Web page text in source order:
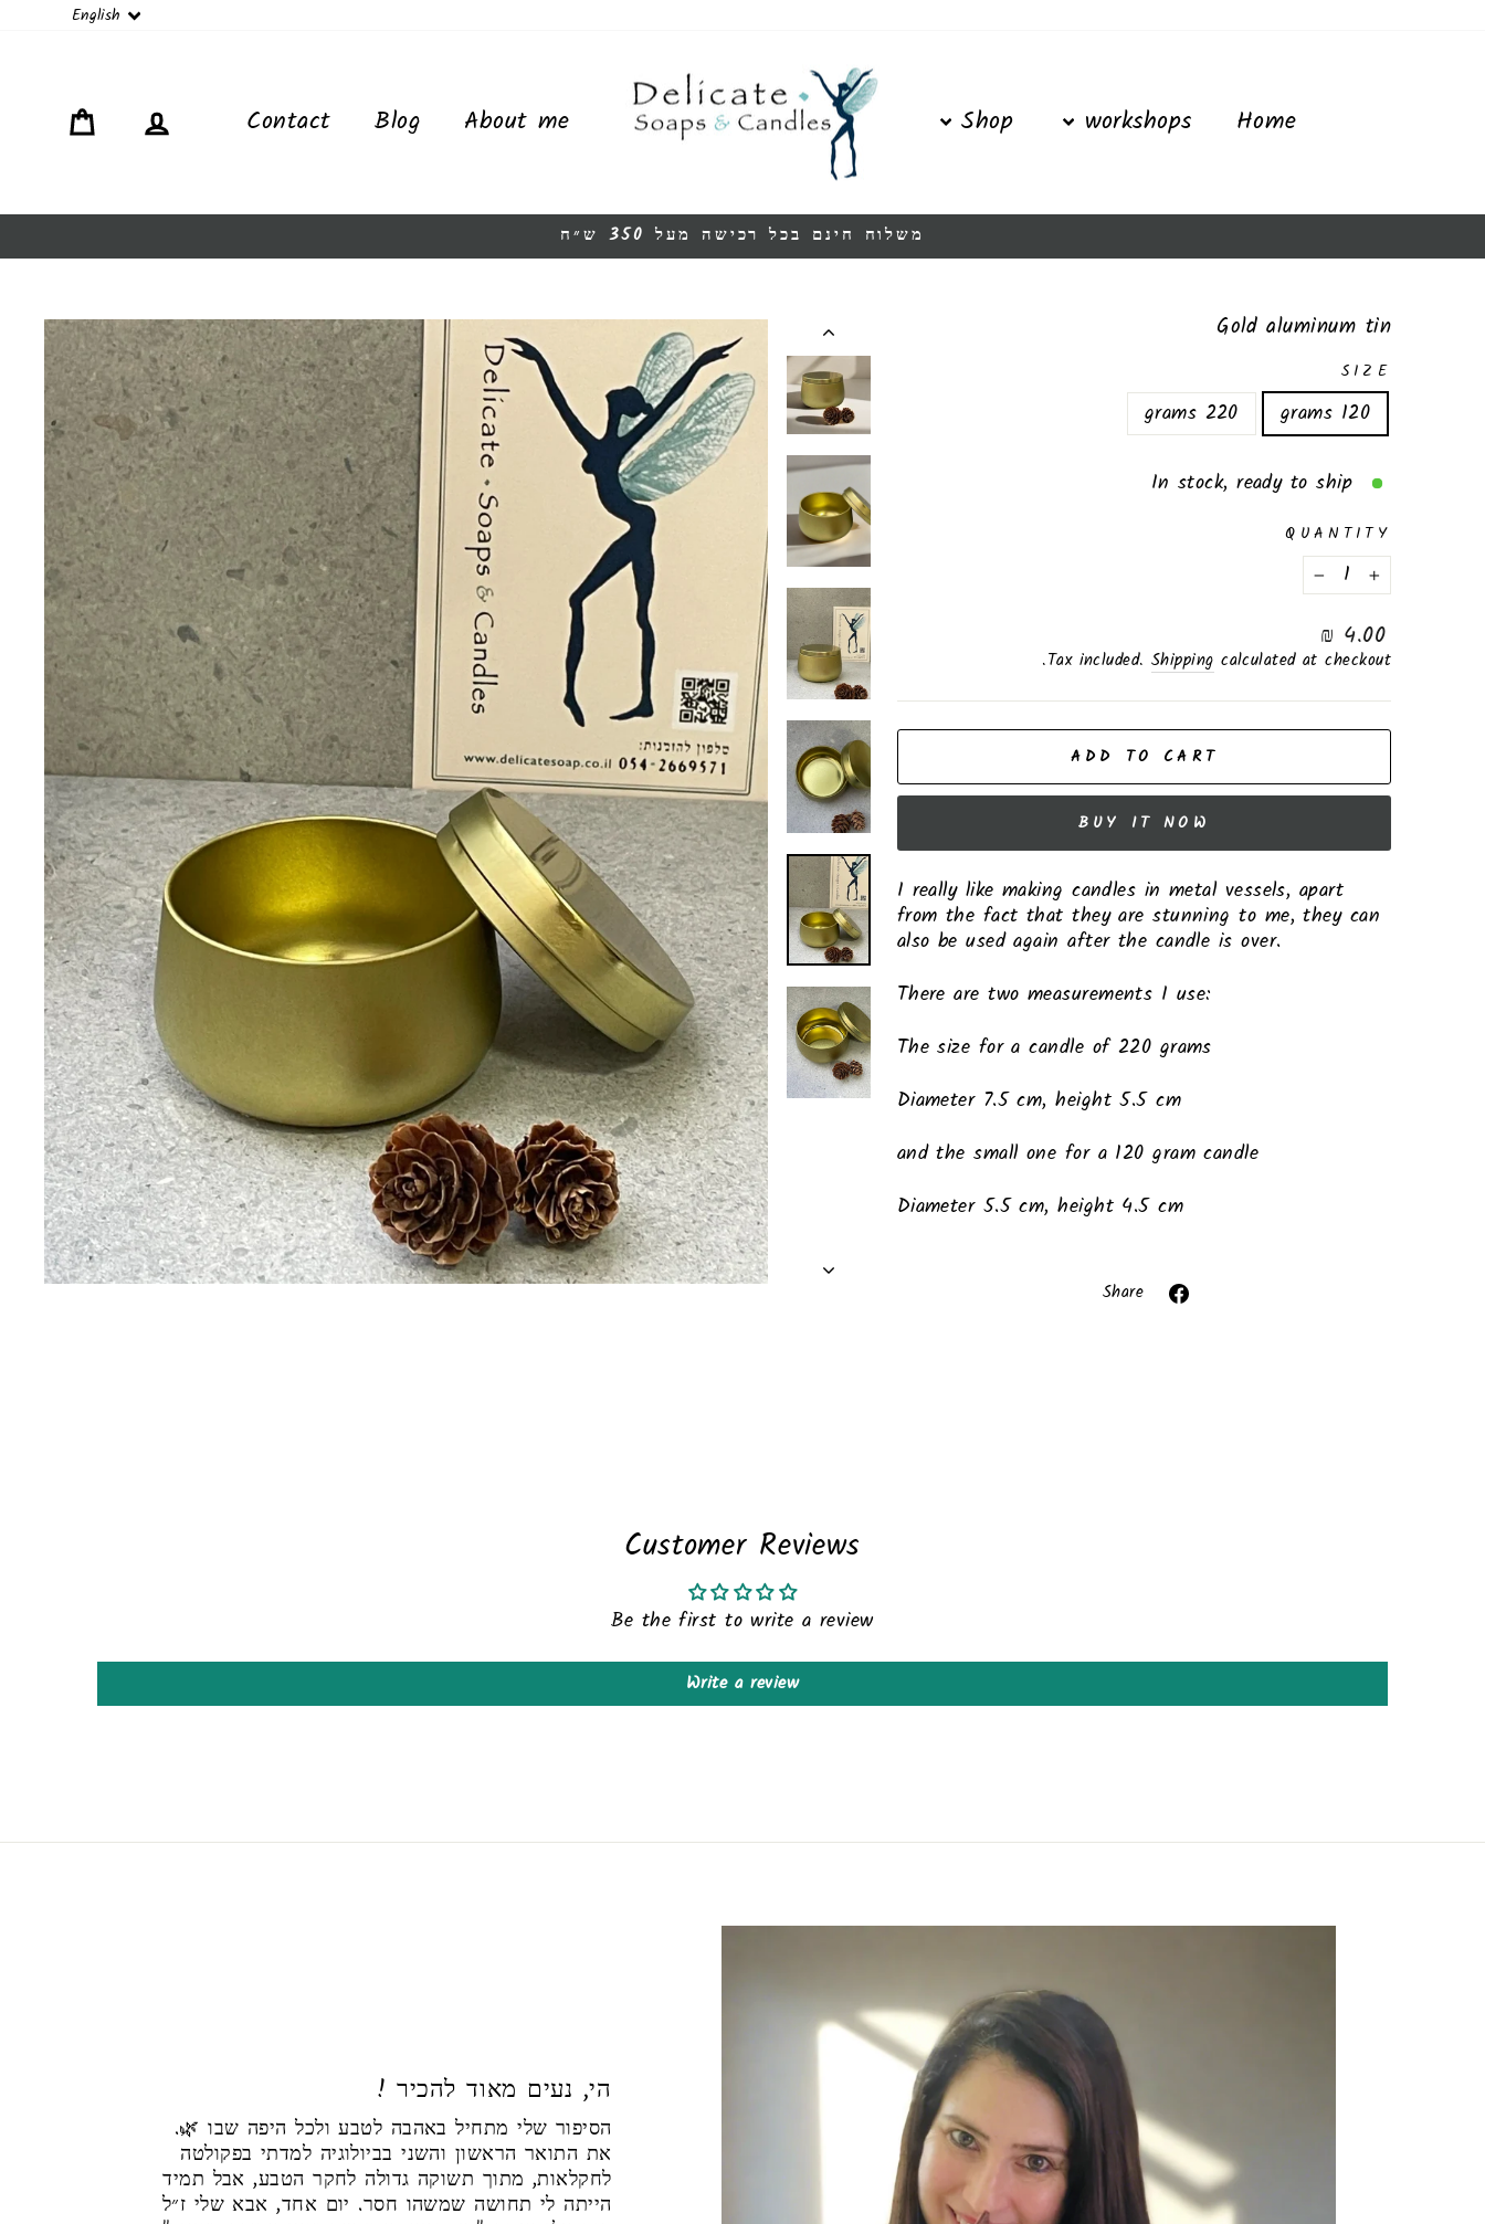
Language
English
Home
workshops
Shop
About me
Blog
Contact
Log in
Pause
משלוח חינם בכל רכישה מעל 350 ש״ח
Gold aluminum tin
SIZE
120 grams
220 grams
In stock, ready to ship
QUANTITY
−
+
Regular
price
4.00 ₪
Tax included.Shipping calculated at checkout.
ADD TO CART
BUY IT NOW
I really like making candles in metal vessels, apart
from the fact that they are stunning to me, they can
also be used again after the candle is over.
There are two measurements I use:
The size for a candle of 220 grams
Diameter 7.5 cm, height 5.5 cm
and the small one for a 120 gram candle
Diameter 5.5 cm, height 4.5 cm
Share
Customer Reviews
Be the first to write a review
Write a review
! הי, נעים מאוד להכיר
את התואר הראשון והשני בביולוגיה למדתי בפקולטה
לחקלאות, מתוך תשוקה גדולה לחקר הטבע, אבל תמיד
הייתה לי תחושה שמשהו חסר. יום אחד, אבא שלי ז״ל